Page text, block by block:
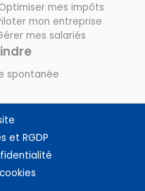
Optimiser mes impôts
mon entreprise
mes salariés
spontanée
et RGDP